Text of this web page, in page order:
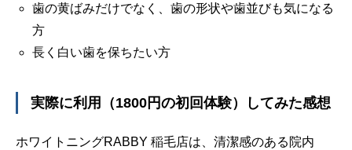
歯の黄ばみだけでなく、歯の形状や歯並びも気になる
方
長く白い歯を保ちたい方
実際に利用（1800円の初回体験）してみた感想
ホワイトニングRABBY 稲毛店は、清潔感のある院内